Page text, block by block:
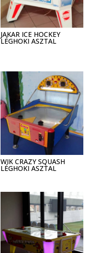
JAKAR ICE HOCKEY
LÉGHOKI ASZTAL
WIK CRAZY SQUASH
LÉGHOKI ASZTAL